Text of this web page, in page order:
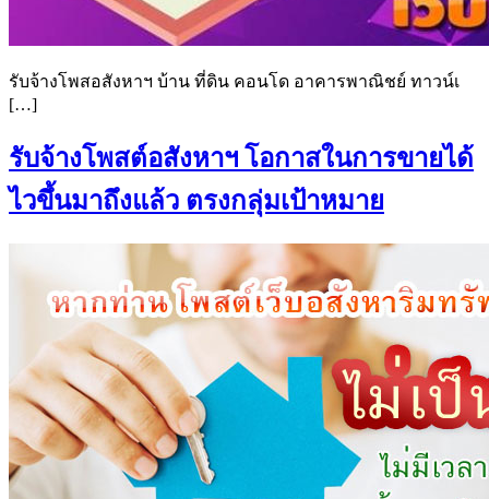
รับจ้างโพสอสังหาฯ บ้าน ที่ดิน คอนโด อาคารพาณิชย์ ทาวน์เ
[…]
รับจ้างโพสต์อสังหาฯ โอกาสในการขายได้
ไวขึ้นมาถึงแล้ว ตรงกลุ่มเป้าหมาย